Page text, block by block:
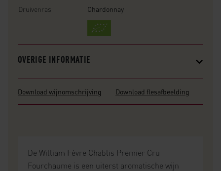
Druivenras
Chardonnay
OVERIGE INFORMATIE
Download wijnomschrijving Download flesafbeelding
De William Fèvre Chablis Premier Cru
Fourchaume is een uiterst aromatische wijn